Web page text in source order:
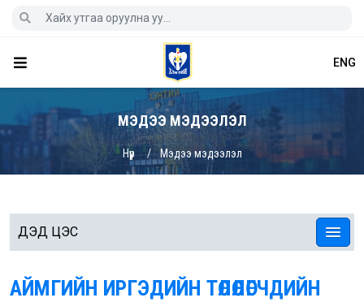
ENG
МЭДЭЭ МЭДЭЭЛЭЛ
Нүүр Мэдээ мэдээлэл
ДЭД ЦЭС
АЙМГИЙН ИРГЭДИЙН ТӨЛӨӨЛӨГЧДИЙН